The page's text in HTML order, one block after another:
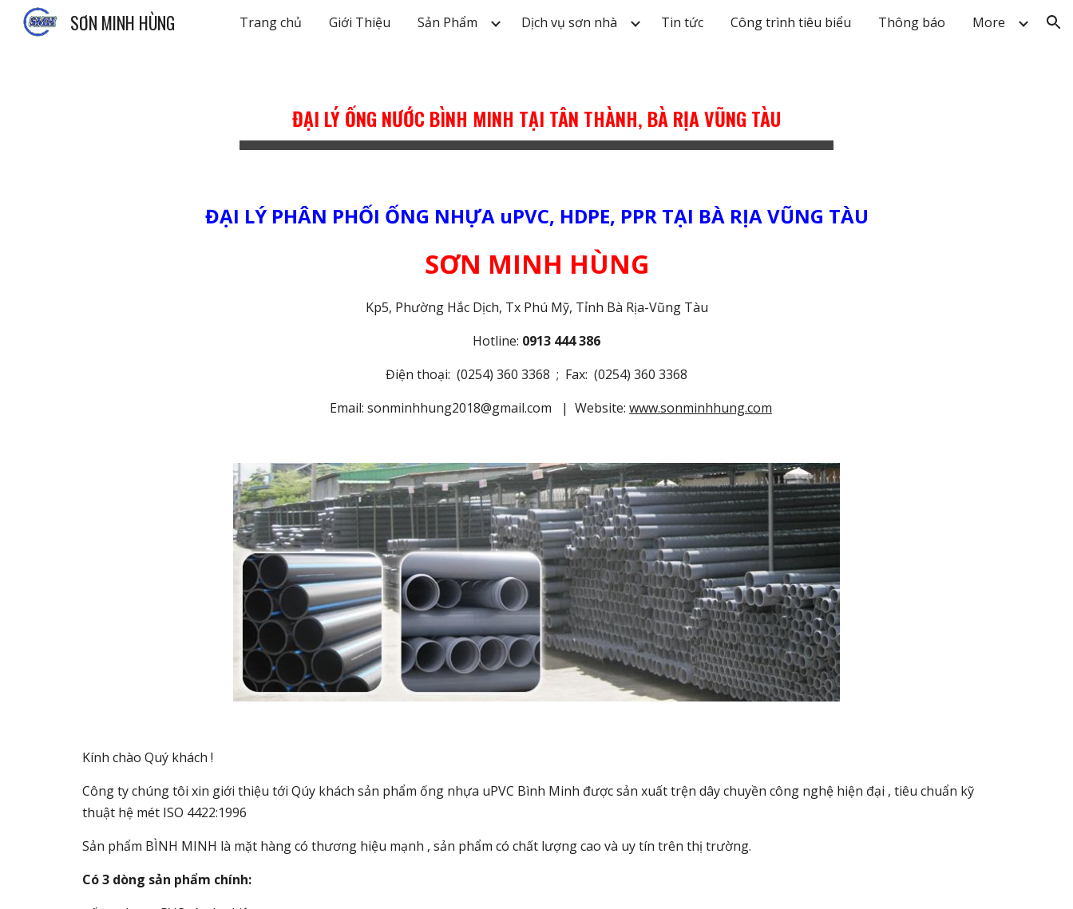
Skip to main content Skip to navigation
SƠN MINH HÙNG Trang chủ Giới Thiệu Sản Phẩm Dịch vụ sơn nhà Tin tức Công trình tiêu biểu Thông báo More
ĐẠI LÝ ỐNG NƯỚC BÌNH MINH TẠI TÂN THÀNH, BÀ RỊA VŨNG TÀU
ĐẠI LÝ PHÂN PHỐI ỐNG NHỰA uPVC, HDPE, PPR TẠI BÀ RỊA VŨNG TÀU
SƠN MINH HÙNG
Kp5, Phường Hắc Dịch, Tx Phú Mỹ, Tỉnh Bà Rịa-Vũng Tàu
Hotline: 0913 444 386
Điện thoại: (0254) 360 3368 ; Fax: (0254) 360 3368
Email: sonminhhung2018@gmail.com | Website: www.sonminhhung.com
Kính chào Quý khách !
Công ty chúng tôi xin giới thiệu tới Qúy khách sản phẩm ống nhựa uPVC Bình Minh được sản xuất trện dây chuyền công nghệ hiện đại , tiêu chuẩn kỹ
thuật hệ mét ISO 4422:1996
Sản phẩm BÌNH MINH là mặt hàng có thương hiệu mạnh , sản phẩm có chất lượng cao và uy tín trên thị trường.
Có 3 dòng sản phẩm chính: